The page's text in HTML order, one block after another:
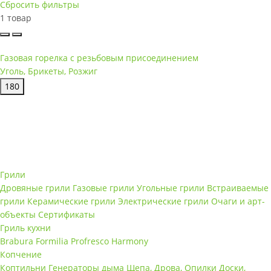
Сбросить фильтры
1 товар
Газовая горелка с резьбовым присоединением
Уголь, Брикеты, Розжиг
180
Грили
Дровяные грили Газовые грили Угольные грили Встраиваемые
грили Керамические грили Электрические грили Очаги и арт-
объекты Сертификаты
Гриль кухни
Brabura Formilia Profresco Harmony
Копчение
Коптильни Генераторы дыма Щепа, Дрова, Опилки Доски,